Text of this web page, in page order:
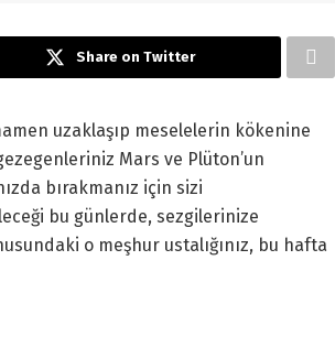
Share on Twitter
uzaklaşıp meselelerin kökenine
Mars ve Plüton’un
bırakmanız için sizi
bu günlerde, sezgilerinize
o meşhur ustalığınız, bu hafta